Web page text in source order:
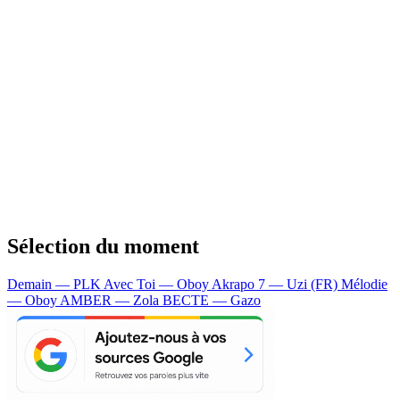
Sélection du moment
Demain — PLK Avec Toi — Oboy Akrapo 7 — Uzi (FR) Mélodie
— Oboy AMBER — Zola BECTE — Gazo